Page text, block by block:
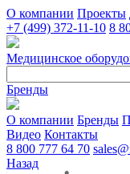
О компании Проекты
+7 (499) 372-11-10 8
Медицинское
Бренды
О компании Бренды
Видео Контакты
8 800 777 64 70
Назад